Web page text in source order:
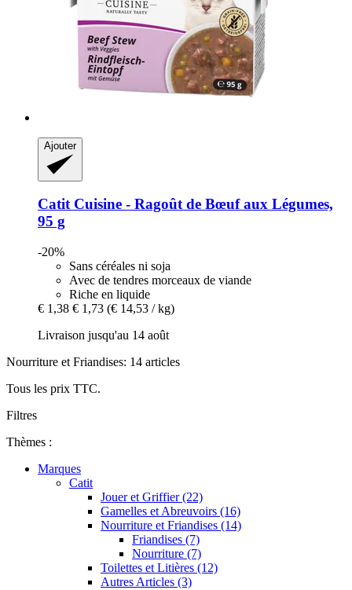
Ajouter
CatitCuisine -​ Ragoût de Bœuf aux Légumes,
95 g
-20%
Sans céréales ni soja
Avec de tendres morceaux de viande
Riche en liquide
€ 1,38 € 1,73 (€ 14,53 / kg)
Livraison jusqu'au 14 août
Nourriture et Friandises: 14 articles
Tous les prix TTC.
Filtres
Thèmes :
Marques
Catit
Jouer et Griffier (22)
Gamelles et Abreuvoirs (16)
Nourriture et Friandises (14)
Friandises (7)
Nourriture (7)
Toilettes et Litières (12)
Autres Articles (3)